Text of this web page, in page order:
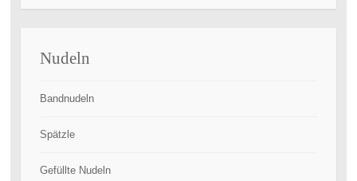
Nudeln
Bandnudeln
Spätzle
Gefüllte Nudeln